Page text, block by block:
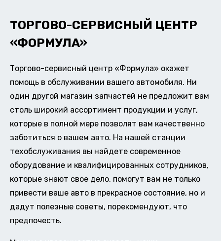
ТОРГОВО-СЕРВИСНЫЙ ЦЕНТР
«ФОРМУЛА»
Торгово-сервисный центр «Формула» окажет
помощь в обслуживании вашего автомобиля. Ни
один другой магазин запчастей не предложит вам
столь широкий ассортимент продукции и услуг,
которые в полной мере позволят вам качественно
заботиться о вашем авто. На нашей станции
техобслуживания вы найдете современное
оборудование и квалифицированных сотрудников,
которые знают свое дело, помогут вам не только
привести ваше авто в прекрасное состояние, но и
дадут полезные советы, порекомендуют, что
предпочесть.